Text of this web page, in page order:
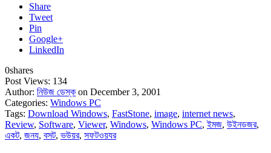
Share
Tweet
Pin
Google+
LinkedIn
0shares
Post Views: 134
Author: নিউজ ডেস্ক on December 3, 2001
Categories: Windows PC
Tags: Download Windows, FastStone, image, internet news,
Review, Software, Viewer, Windows, Windows PC,ইমজ, উইনডজর,
একট, জনয, বসট, ভউয়র, সফটওয়যর